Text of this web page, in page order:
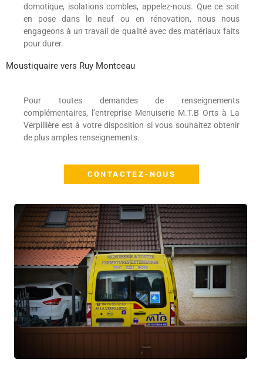
domotique, isolations combles, appelez-nous. Que ce soit
en pose dans le neuf ou en rénovation, nous nous
engageons à un travail de qualité avec des matériaux faits
pour durer.
Moustiquaire vers Ruy Montceau
Pour toutes demandes de renseignements
complémentaires, l’entreprise Menuiserie M.T.B Orts à La
Verpillière est à votre disposition si vous souhaitez obtenir
de plus amples renseignements.
CONTACTEZ-NOUS